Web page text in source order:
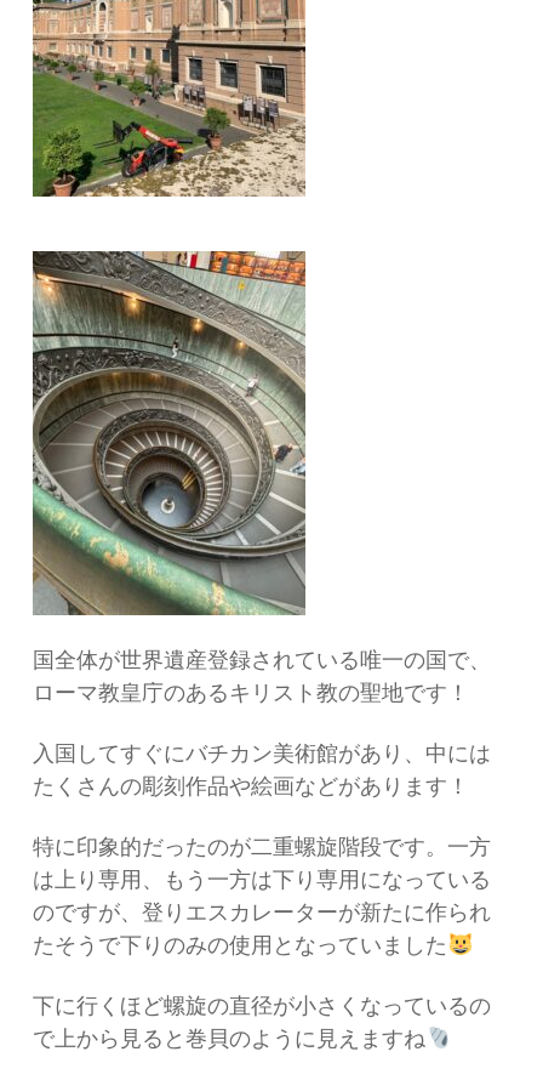
国全体が世界遺産登録されている唯一の国で、
ローマ教皇庁のあるキリスト教の聖地です！
入国してすぐにバチカン美術館があり、中には
たくさんの彫刻作品や絵画などがあります！
特に印象的だったのが二重螺旋階段です。一方
は上り専用、もう一方は下り専用になっている
のですが、登りエスカレーターが新たに作られ
たそうで下りのみの使用となっていました
下に行くほど螺旋の直径が小さくなっているの
で上から見ると巻貝のように見えますね